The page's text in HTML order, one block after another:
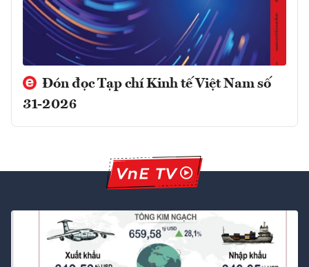
Đón đọc Tạp chí Kinh tế Việt Nam số
31-2026